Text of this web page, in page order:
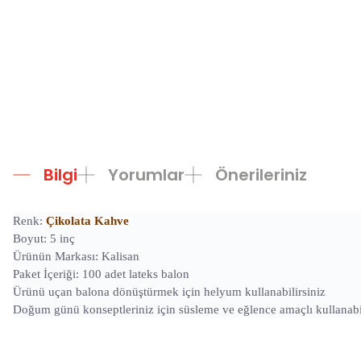
Bilgi Yorumlar Önerileriniz
Renk: Çikolata Kahve
Boyut: 5 inç
Ürünün Markası: Kalisan
Paket İçeriği: 100 adet lateks balon
Ürünü uçan balona dönüştürmek için helyum kullanabilirsiniz
Doğum günü konseptleriniz için süsleme ve eğlence amaçlı